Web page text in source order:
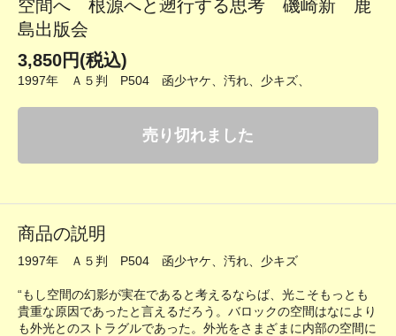
空間へ 根源へと遡行する思考 磯崎新 鹿
島出版会
3,850円(税込)
1997年 Ａ５判 P504 函少ヤケ、汚れ、少キズ、
売り切れました
商品の説明
1997年 Ａ５判 P504 函少ヤケ、汚れ、少キズ
“もし空間の幻影が実在であると考えるならば、光こそもっとも
貴重な原因であったと言えるだろう。バロックの空間はなにより
も外光とのストラグルであった。外光をさまざまに内部の空間に